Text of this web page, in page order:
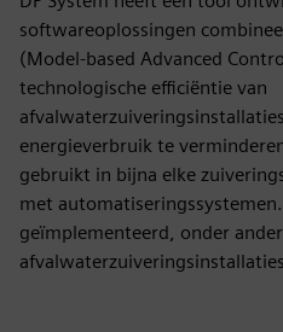
softwareoplossingen
(Model-based Advanced
technologische efficiëntie van
energieverbruik te
gebruikt in bijna elke
met
geïmplementeerd, onder
afvalwaterzuiveringsinstallaties